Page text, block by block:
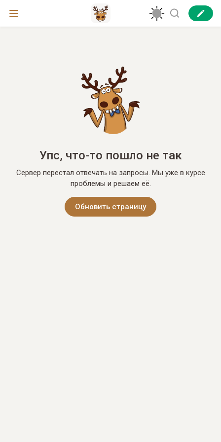
Упс, что-то пошло не так
Сервер перестал отвечать на запросы. Мы уже в курсе
проблемы и решаем её.
Обновить страницу